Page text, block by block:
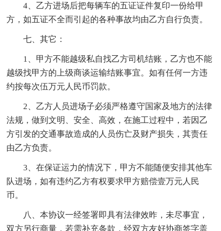
4、乙方进场后把每辆车的五证证件复印一份给甲
方，如五证不全而引起的各种事故均由乙方自行负责。
七、其它：
1、甲方不能越级私自找乙方司机结账，乙方也不能
越级找甲方的上级商谈运输结账事宜。如有任何一方违
约按每次伍万元人民币罚款。
2、乙方人员进场子必须严格遵守国家及地方的法律
法规，做到文明、安全、高效，在施工过程中，若因乙
方引发的交通事故造成的人员伤亡及财产损失，其责任
由乙方负责。
3、在保证运力的情况下，甲方不能随便安排其他车
队进场，如有违约乙方有权要求甲方赔偿壹万元人民
币。
八、本协议一经签署即具有法律效昨，未尽事宜，
双方另行商量，若需补充条款，经双方友好协商签字盖